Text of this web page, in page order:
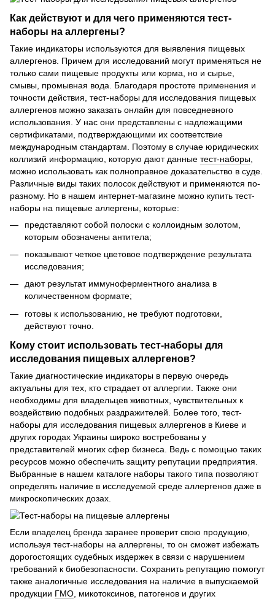
Как действуют и для чего применяются тест-
наборы на аллергены?
Такие индикаторы используются для выявления пищевых
аллергенов. Причем для исследований могут применяться не
только сами пищевые продукты или корма, но и сырье,
смывы, промывная вода. Благодаря простоте применения и
точности действия, тест-наборы для исследования пищевых
аллергенов можно заказать онлайн для повседневного
использования. У нас они представлены с надлежащими
сертификатами, подтверждающими их соответствие
международным стандартам. Поэтому в случае юридических
коллизий информацию, которую дают данные тест-наборы
можно использовать как полноправное доказательство в суде.
Различные виды таких полосок действуют и применяются по-
разному. Но в нашем интернет-магазине можно купить тест-
наборы на пищевые аллергены, которые:
представляют собой полоски с коллоидным золотом,
которым обозначены антитела;
показывают четкое цветовое подтверждение результата
исследования;
дают результат иммуноферментного анализа в
количественном формате;
готовы к использованию, не требуют подготовки,
действуют точно.
Кому стоит использовать тест-наборы для
исследования пищевых аллергенов?
Такие диагностические индикаторы в первую очередь
актуальны для тех, кто страдает от аллергии. Также они
необходимы для владельцев животных, чувствительных к
воздействию подобных раздражителей. Более того, тест-
наборы для исследования пищевых аллергенов в Киеве и
других городах Украины широко востребованы у
представителей многих сфер бизнеса. Ведь с помощью таких
ресурсов можно обеспечить защиту репутации предприятия.
Выбранные в нашем каталоге наборы такого типа позволяют
определять наличие в исследуемой среде аллергенов даже в
микроскопических дозах.
Если владелец бренда заранее проверит свою продукцию,
используя тест-наборы на аллергены, то он сможет избежать
дорогостоящих судебных издержек в связи с нарушением
требований к биобезопасности. Сохранить репутацию помогут
также аналогичные исследования на наличие в выпускаемой
продукции ГМО , микотоксинов, патогенов и других